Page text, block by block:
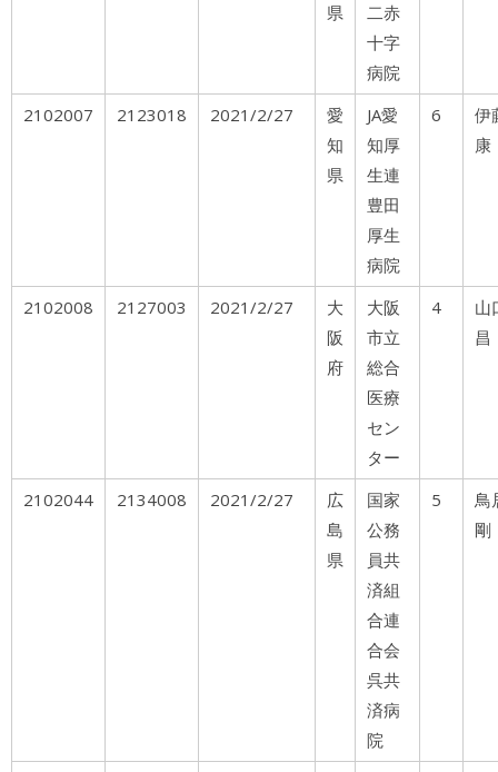
県
二赤
十字
病院
2102007 2123018 2021/2/27
愛
知
県
JA愛
知厚
生連
豊田
厚生
病院
6
伊
康
2102008 2127003 2021/2/27
大
阪
府
大阪
市立
総合
医療
セン
ター
4
山
昌
2102044 2134008 2021/2/27
広
島
県
国家
公務
員共
済組
合連
合会
呉共
済病
院
5
剛